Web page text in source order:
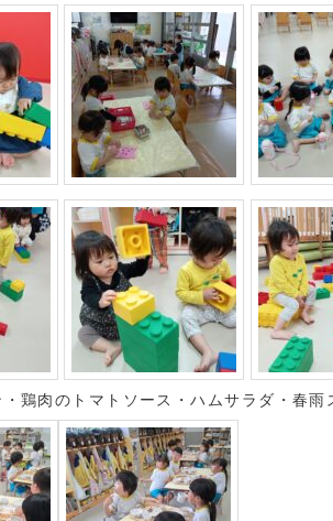
鶏肉のトマトソース・ハムサラダ・春雨